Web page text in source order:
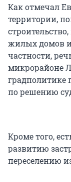
Как отмечал
территории,
жилых домов и
частности,
микрорайоне
градполитике
по решению
Кроме того,
развитию
переселению